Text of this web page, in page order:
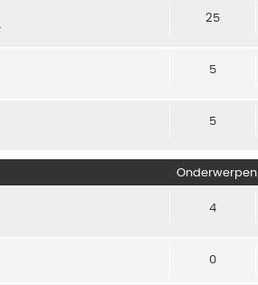
25
5
5
Onderwerpen
4
0